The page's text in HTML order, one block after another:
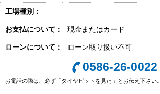
工場種別：
お支払について： 現金またはカード
ローンについて： ローン取り扱い不可
0586-26-0022
お電話の際は、必ず「タイヤピットを見た」とお伝え下さい。